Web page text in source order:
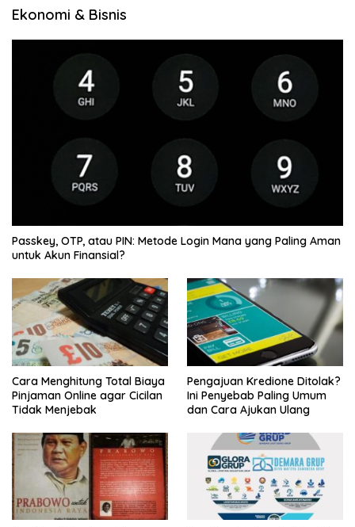
Ekonomi & Bisnis
Passkey, OTP, atau PIN: Metode Login Mana yang Paling Aman
untuk Akun Finansial?
Cara Menghitung Total Biaya
Pinjaman Online agar Cicilan
Tidak Menjebak
Pengajuan Kredione Ditolak?
Ini Penyebab Paling Umum
dan Cara Ajukan Ulang